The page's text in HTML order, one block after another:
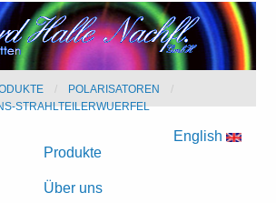
POLARISATOREN
STRAHLTEILERWUERFEL
English
Produkte
Über uns